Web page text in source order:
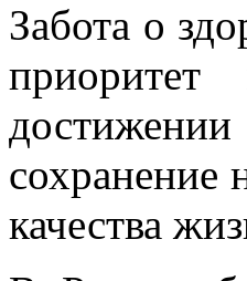
Забота о
сохранение
качества